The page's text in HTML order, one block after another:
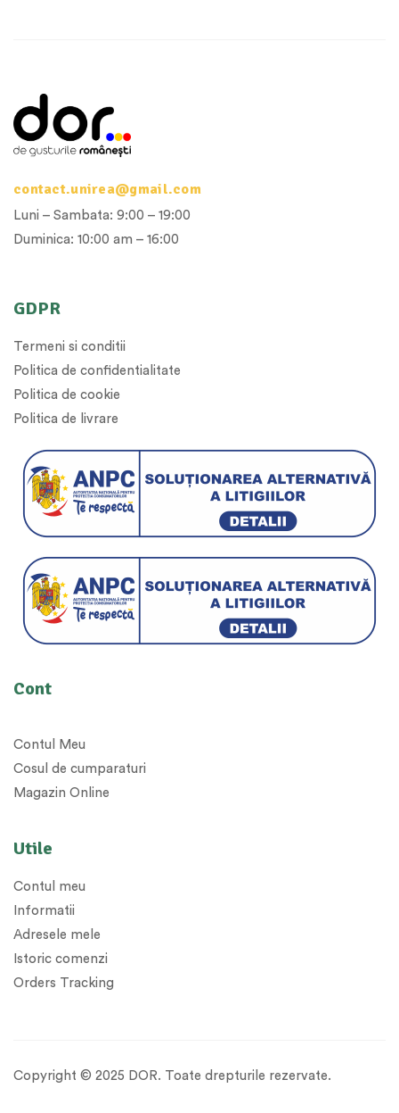
GDPR
Termeni si conditii
Politica de confidentialitate
Politica de cookie
Politica de livrare
Cont
Contul Meu
Cosul de cumparaturi
Magazin Online
Utile
Contul meu
Informatii
Adresele mele
Istoric comenzi
Orders Tracking
contact.unirea@gmail.com
Luni – Sambata: 9:00 – 19:00
Duminica: 10:00 am – 16:00
Copyright © 2025 DOR. Toate drepturile rezervate.